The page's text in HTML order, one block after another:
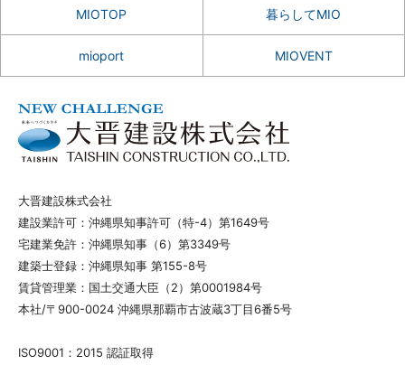
MIOTOP 暮らしてMIO
mioport MIOVENT
大晋建設株式会社
建設業許可：沖縄県知事許可（特-4）第1649号
宅建業免許：沖縄県知事（6）第3349号
建築士登録：沖縄県知事 第155-8号
賃貸管理業：国土交通大臣（2）第0001984号
本社/〒900-0024 沖縄県那覇市古波蔵3丁目6番5号
ISO9001：2015 認証取得